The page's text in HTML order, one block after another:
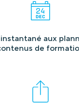
aux
de